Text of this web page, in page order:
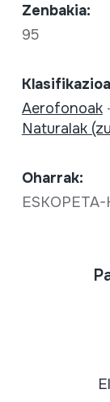
Zenbakia:
95
Aerofonoak
Naturalak
Oharrak: